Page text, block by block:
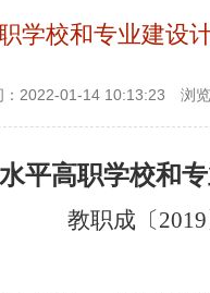
学校和专业建设
：2022-01-14 10:13:23 浏
平高职学校和
教职成〔